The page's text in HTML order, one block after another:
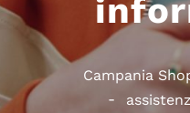
Campania